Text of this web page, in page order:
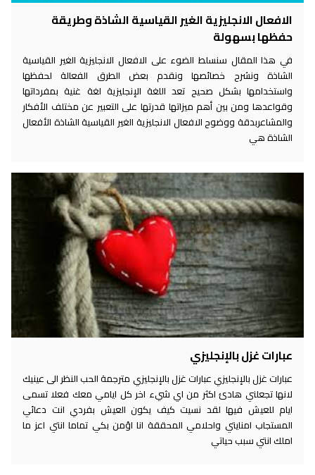
الافعال الانجليزية الغير القياسية الشاذة وطريقة
حفظها بسهولة
في هذا المقال سنسلط الضوء على الافعال الانجليزية الغير القياسية
الشاذة ونشرح خصائصها ونقدم بعض الطرق الفعالة لحفظها
واستخدامها بشكل صحيح تعد اللغة الإنجليزية لغة غنية بمفرداتها
وقواعدها ومن بين أهم ميزاتها قدرتها على التعبير عن مختلف الأفكار
والمشاعربدقة ووضوح الافعال الانجليزية الغير القياسية الشاذة الأفعال
الشاذة هي
عبارات غزل بالإنجليزي
عبارات غزل بالإنجليزي عبارات غزل بالإنجليزي مترجمة الحب النظر الى عينيك
لانها تجعلني هادئ اكثر من اي شيء اخر كل ايامي معك فعلا تسمى
ايام للعيش فيها لقد نسيت كيف يكون العيش بفردي انت دعائي
المستجاب امنايتي واحلامي المحققة انا اؤمن بكي تماما انتي اعز ما
املك انتي سبب حياتي